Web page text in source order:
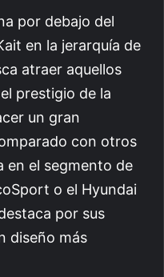
por debajo del
en la jerarquía de
atraer aquellos
prestigio de la
un gran
con otros
en el segmento de
o el Hyundai
por sus
diseño más